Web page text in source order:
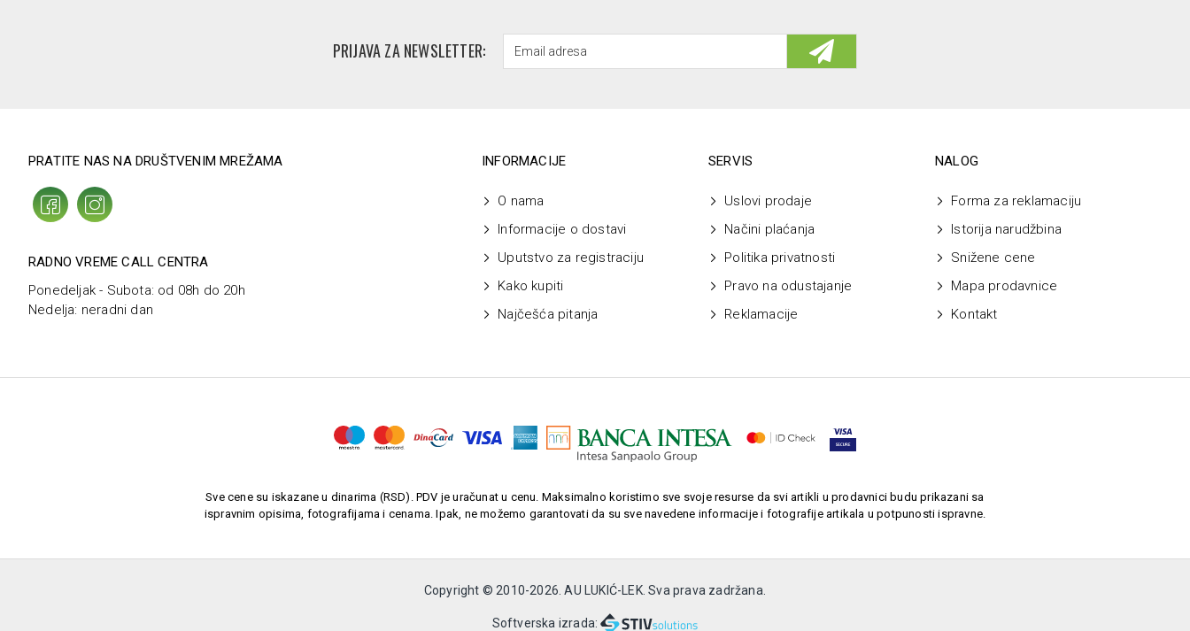
PRIJAVA ZA NEWSLETTER:
PRATITE NAS NA DRUŠTVENIM MREŽAMA
RADNO VREME CALL CENTRA
Ponedeljak - Subota: od 08h do 20h
Nedelja: neradni dan
INFORMACIJE
O nama
Informacije o dostavi
Uputstvo za registraciju
Kako kupiti
Najčešća pitanja
SERVIS
Uslovi prodaje
Načini plaćanja
Politika privatnosti
Pravo na odustajanje
Reklamacije
NALOG
Forma za reklamaciju
Istorija narudžbina
Snižene cene
Mapa prodavnice
Kontakt
Sve cene su iskazane u dinarima (RSD). PDV je uračunat u cenu. Maksimalno koristimo sve svoje resurse da svi artikli u prodavnici budu prikazani sa
ispravnim opisima, fotografijama i cenama. Ipak, ne možemo garantovati da su sve navedene informacije i fotografije artikala u potpunosti ispravne.
Copyright © 2010-2026. AU LUKIĆ-LEK. Sva prava zadržana.
Softverska izrada: